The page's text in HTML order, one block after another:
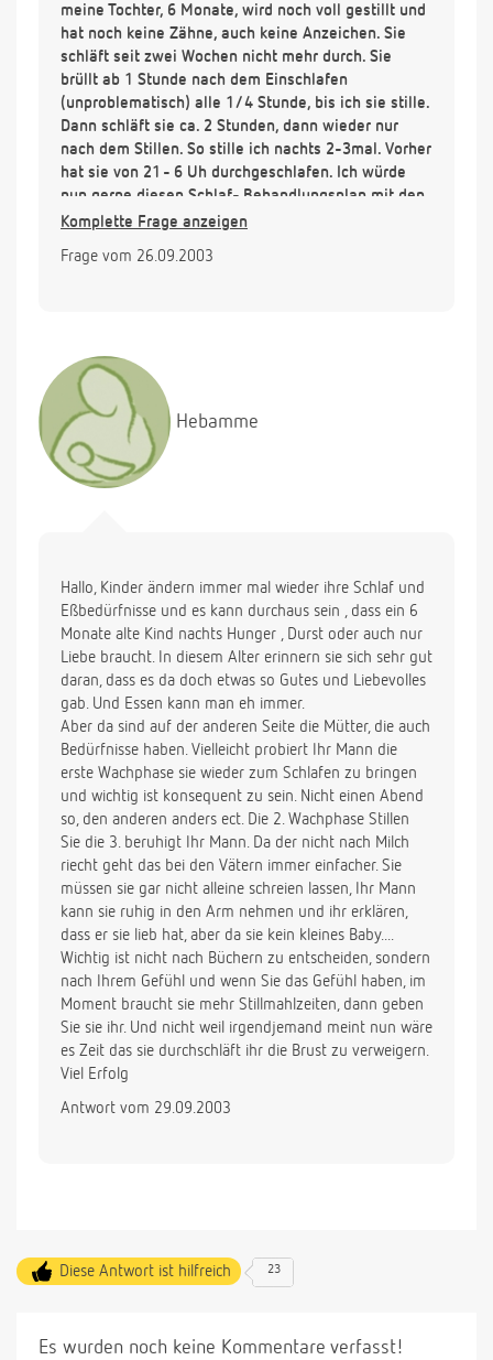
meine Tochter, 6 Monate, wird noch voll gestillt und
hat noch keine Zähne, auch keine Anzeichen. Sie
schläft seit zwei Wochen nicht mehr durch. Sie
brüllt ab 1 Stunde nach dem Einschlafen
(unproblematisch) alle 1/4 Stunde, bis ich sie stille.
Dann schläft sie ca. 2 Stunden, dann wieder nur
nach dem Stillen. So stille ich nachts 2-3mal. Vorher
hat sie von 21 - 6 Uh durchgeschlafen. Ich würde
nun gerne diesen Schlaf- Behandlungsplan mit den
Wartezeiten durchführen. Aber kann ich sicher sein,
angewiesen ist? Oder soll ich sie weiterhin nachts
Komplette Frage anzeigen
Frage vom 26.09.2003
Hebamme
Hallo, Kinder ändern immer mal wieder ihre Schlaf und
Eßbedürfnisse und es kann durchaus sein , dass ein 6
Monate alte Kind nachts Hunger , Durst oder auch nur
Liebe braucht. In diesem Alter erinnern sie sich sehr gut
daran, dass es da doch etwas so Gutes und Liebevolles
gab. Und Essen kann man eh immer.
Aber da sind auf der anderen Seite die Mütter, die auch
Bedürfnisse haben. Vielleicht probiert Ihr Mann die
erste Wachphase sie wieder zum Schlafen zu bringen
und wichtig ist konsequent zu sein. Nicht einen Abend
so, den anderen anders ect. Die 2. Wachphase Stillen
Sie die 3. beruhigt Ihr Mann. Da der nicht nach Milch
riecht geht das bei den Vätern immer einfacher. Sie
müssen sie gar nicht alleine schreien lassen, Ihr Mann
kann sie ruhig in den Arm nehmen und ihr erklären,
dass er sie lieb hat, aber da sie kein kleines Baby....
Wichtig ist nicht nach Büchern zu entscheiden, sondern
nach Ihrem Gefühl und wenn Sie das Gefühl haben, im
Moment braucht sie mehr Stillmahlzeiten, dann geben
Sie sie ihr. Und nicht weil irgendjemand meint nun wäre
es Zeit das sie durchschläft ihr die Brust zu verweigern.
Viel Erfolg
Antwort vom 29.09.2003
Diese Antwort ist hilfreich 23
Es wurden noch keine Kommentare verfasst!